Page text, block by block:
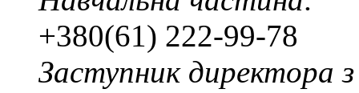
+380(61) 222-99-78
Заступник директора